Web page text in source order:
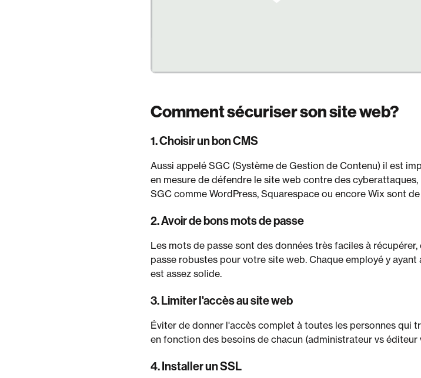
Comment sécuriser son site web?
1. Choisir un bon CMS
Aussi appelé SGC (Système de Gestion de Contenu) il est
en mesure de défendre le site web contre des
SGC comme WordPress, Squarespace ou encore Wix sont
2. Avoir de bons mots de passe
Les mots de passe sont des données très faciles à
passe robustes pour votre site web. Chaque employé y
est assez solide.
3. Limiter l'accès au site web
Éviter de donner l'accès complet à toutes les personnes qui
en fonction des besoins de chacun (administrateur vs
4. Installer un SSL